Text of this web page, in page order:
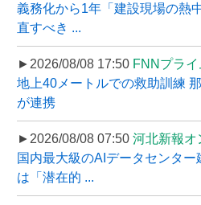
義務化から1年「建設現場の熱
直すべき ...
►2026/08/08 17:50 FNNプラ
地上40メートルでの救助訓練
が連携
►2026/08/08 07:50 河北新報オ
国内最大級のAIデータセンタ
は「潜在的 ...